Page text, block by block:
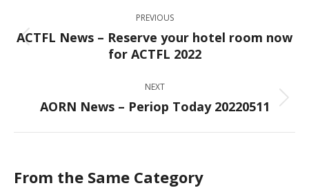
navigation
PREVIOUS
Previous
post:
ACTFL News – Reserve your hotel room now
for ACTFL 2022
NEXT
Next
AORN News – Periop Today 20220511
From the Same Category